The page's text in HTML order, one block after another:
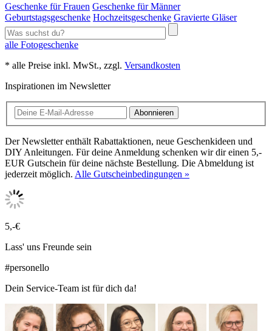
Geschenke für Frauen Geschenke für Männer
Geburtstagsgeschenke Hochzeitsgeschenke Gravierte Gläser
alle Fotogeschenke
* alle Preise inkl. MwSt., zzgl. Versandkosten
Inspirationen im Newsletter
Abonnieren
Der Newsletter enthält Rabattaktionen, neue Geschenkideen und
DIY Anleitungen. Für deine Anmeldung schenken wir dir einen 5,-
EUR Gutschein für deine nächste Bestellung. Die Abmeldung ist
jederzeit möglich. Alle Gutscheinbedingungen »
5,-€
Lass' uns Freunde sein
#personello
Dein Service-Team ist für dich da!